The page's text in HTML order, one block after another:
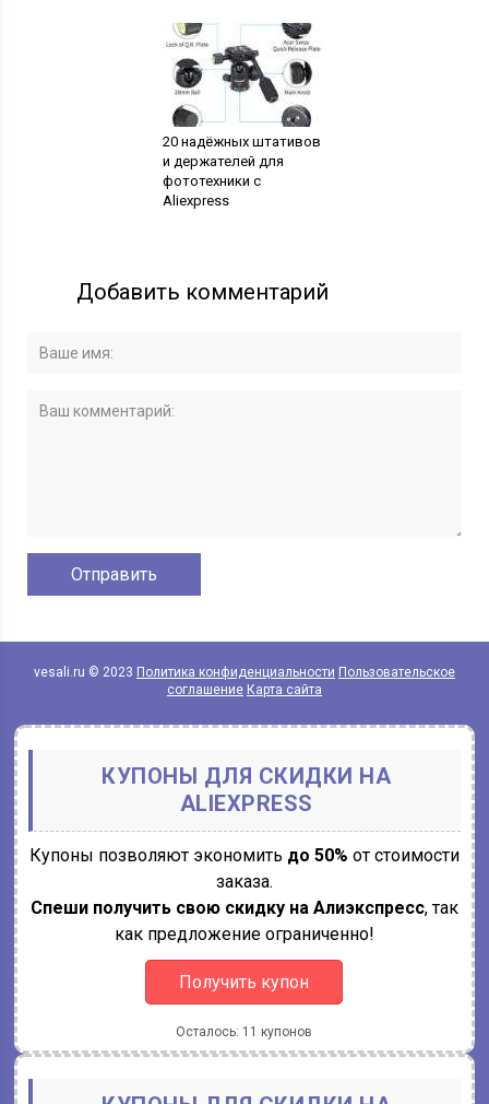
20 надёжных штативов
и держателей для
фототехники с
Aliexpress
Добавить комментарий
vesali.ru © 2023 Политика конфиденциальности Пользовательское
соглашение Карта сайта
КУПОНЫ ДЛЯ СКИДКИ НА
ALIEXPRESS
Купоны позволяют экономить до 50% от стоимости
заказа.
Спеши получить свою скидку на Алиэкспресс, так
как предложение ограниченно!
Получить купон
Осталось: 11 купонов